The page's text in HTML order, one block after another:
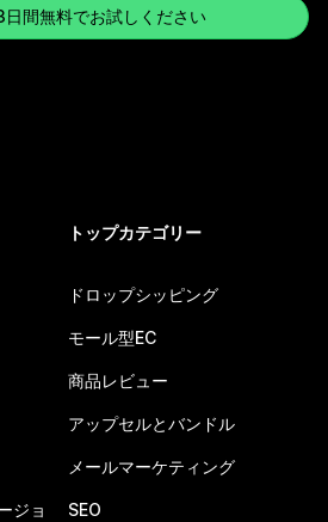
間無料でお試しください
ジョ
トップカテゴリー
ドロップシッピング
モール型EC
商品レビュー
アップセルとバンドル
メールマーケティング
SEO